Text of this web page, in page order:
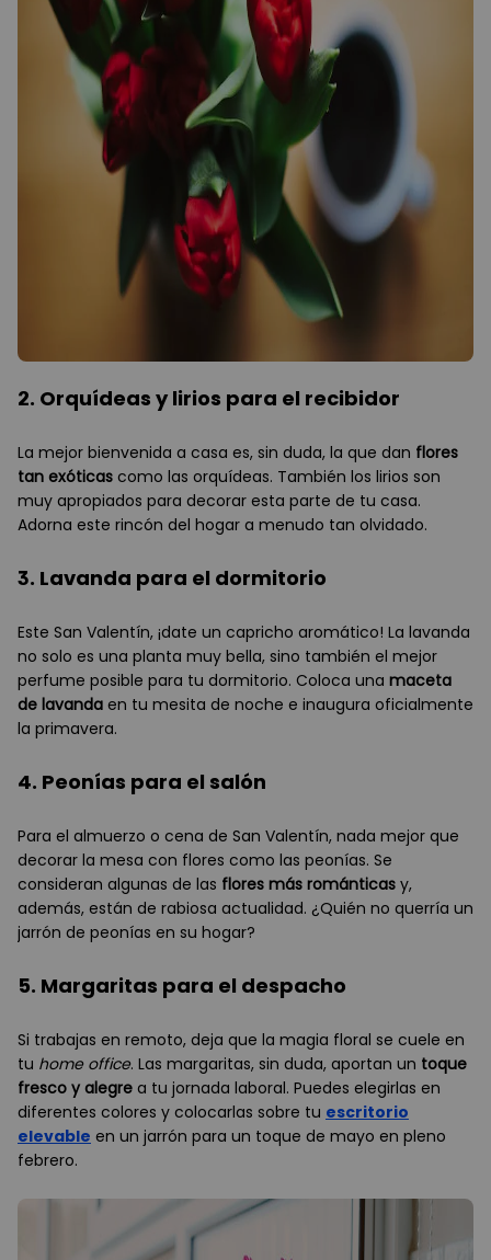
2. Orquídeas y lirios para el recibidor
La mejor bienvenida a casa es, sin duda, la que dan flores
tan exóticas como las orquídeas. También los lirios son
muy apropiados para decorar esta parte de tu casa.
Adorna este rincón del hogar a menudo tan olvidado.
3. Lavanda para el dormitorio
Este San Valentín, ¡date un capricho aromático! La lavanda
no solo es una planta muy bella, sino también el mejor
perfume posible para tu dormitorio. Coloca una maceta
de lavanda en tu mesita de noche e inaugura oficialmente
la primavera.
4. Peonías para el salón
Para el almuerzo o cena de San Valentín, nada mejor que
decorar la mesa con flores como las peonías. Se
consideran algunas de las flores más románticas y,
además, están de rabiosa actualidad. ¿Quién no querría un
jarrón de peonías en su hogar?
5. Margaritas para el despacho
Si trabajas en remoto, deja que la magia floral se cuele en
tu home office. Las margaritas, sin duda, aportan un toque
fresco y alegre a tu jornada laboral. Puedes elegirlas en
diferentes colores y colocarlas sobre tu escritorio
elevable en un jarrón para un toque de mayo en pleno
febrero.